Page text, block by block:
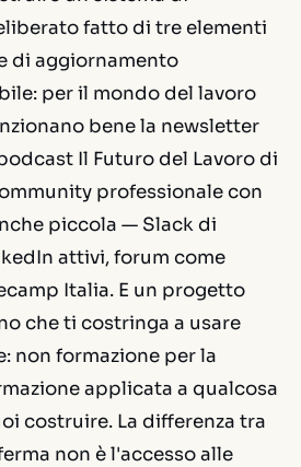
fatto di tre elementi
di aggiornamento
per il mondo del lavoro
bene la newsletter
Il Futuro del Lavorodi
professionale con
piccola — Slack di
attivi, forum come
Italia. E un progetto
che ti costringa a usare
non formazione per la
applicata a qualcosa
costruire. La differenza tra
non è l'accesso alle